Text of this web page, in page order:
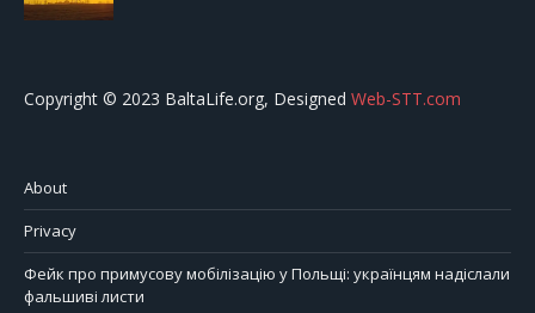
Copyright © 2023 BaltaLife.org, Designed Web-STT.com
About
Privacy
Фейк про примусову мобілізацію у Польщі: українцям надіслали
фальшиві листи